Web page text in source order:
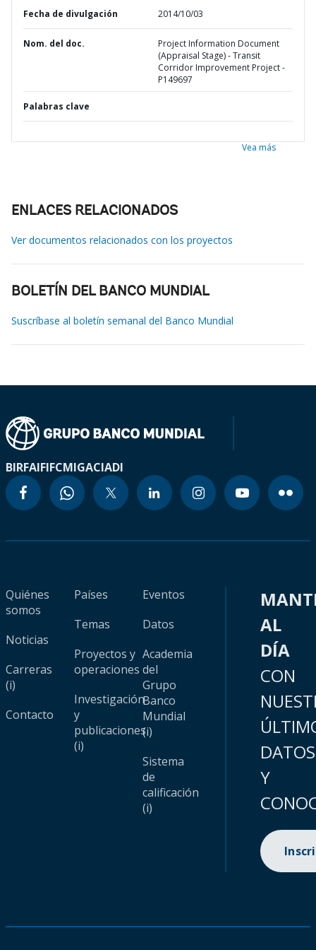
Fecha de divulgación 2014/10/03
Nom. del doc.
Project Information Document
(Appraisal Stage) - Transit
Corridor Improvement Project -
P149697
Palabras clave
Vea más
ENLACES RELACIONADOS
Ver documentos relacionados con los proyectos
BOLETÍN DEL BANCO MUNDIAL
Suscríbase al boletín semanal del Banco Mundial
BIRFAIFIFCMIGACIADI
Quiénes
somos
Noticias
Carreras
(i)
Contacto
Países
Temas
Proyectos y
operaciones
Investigación
y
publicaciones
(i)
Eventos
Datos
Academia
del
Grupo
Banco
Mundial
(i)
Sistema
de
calificación
(i)
AL
DÍA
CON
DATOS
Y